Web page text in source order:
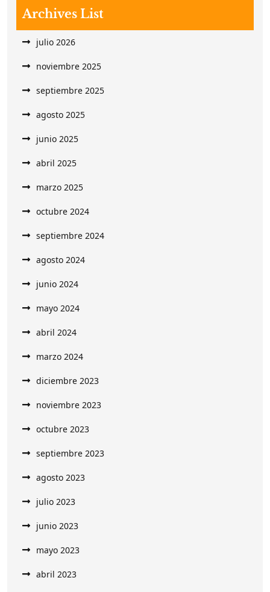
Archives List
julio 2026
noviembre 2025
septiembre 2025
agosto 2025
junio 2025
abril 2025
marzo 2025
octubre 2024
septiembre 2024
agosto 2024
junio 2024
mayo 2024
abril 2024
marzo 2024
diciembre 2023
noviembre 2023
octubre 2023
septiembre 2023
agosto 2023
julio 2023
junio 2023
mayo 2023
abril 2023